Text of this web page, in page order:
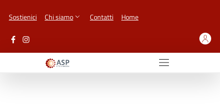
Sostienici Chi siamo Contatti Home